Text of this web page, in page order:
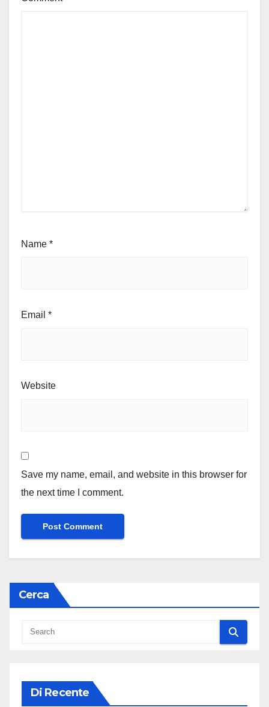
Name *
Email *
Website
Save my name, email, and website in this browser for
the next time I comment.
Cerca
Di Recente